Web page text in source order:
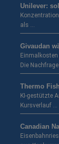
Unilever:
als …
Givaudan
Die
Thermo
KI-gestützte
Kursverlauf …
Canadian